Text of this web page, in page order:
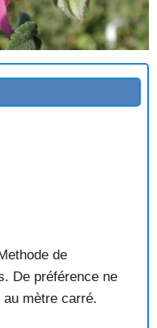
de
De préférence ne
mètre carré.